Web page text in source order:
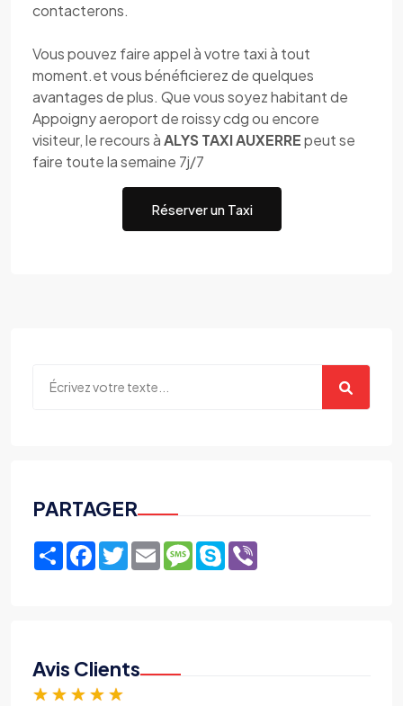
contacterons.
Vous pouvez faire appel à votre taxi à tout
moment.et vous bénéficierez de quelques
avantages de plus. Que vous soyez habitant de
Appoigny aeroport de roissy cdg ou encore
visiteur, le recours àALYS TAXI AUXERREpeut se
faire toute la semaine 7j/7
Réserver un Taxi
PARTAGER
ShareFacebook
TwitterEmailMessage
Skype
Avis Clients
★ ★ ★ ★ ★